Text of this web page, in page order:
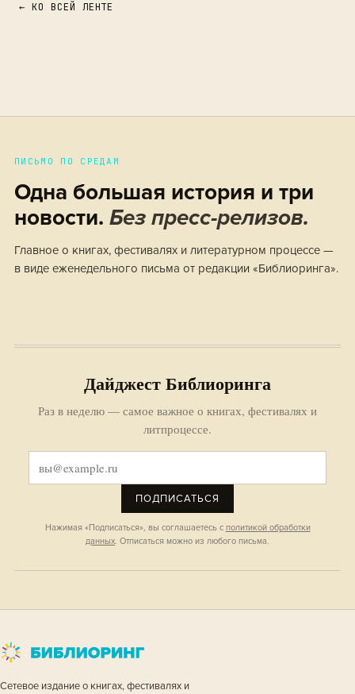
← КО ВСЕЙ ЛЕНТЕ
ПИСЬМО ПО СРЕДАМ
Одна большая история и три
новости. Без пресс-релизов.
Главное о книгах, фестивалях и литературном процессе —
в виде еженедельного письма от редакции «Библиоринга».
Дайджест Библиоринга
Раз в неделю — самое важное о книгах, фестивалях и
литпроцессе.
ПОДПИСАТЬСЯ
Нажимая «Подписаться», вы соглашаетесь с политикой обработки
данных. Отписаться можно из любого письма.
Сетевое издание о книгах, фестивалях и